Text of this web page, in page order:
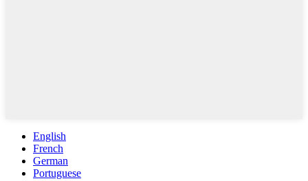
English
French
German
Portuguese